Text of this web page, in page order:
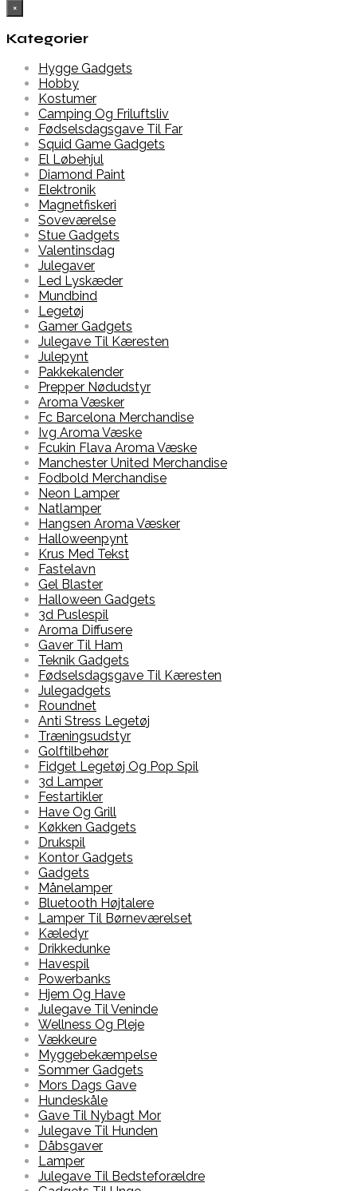
×
Kategorier
Hygge Gadgets
Hobby
Kostumer
Camping Og Friluftsliv
Fødselsdagsgave Til Far
Squid Game Gadgets
El Løbehjul
Diamond Paint
Elektronik
Magnetfiskeri
Soveværelse
Stue Gadgets
Valentinsdag
Julegaver
Led Lyskæder
Mundbind
Legetøj
Gamer Gadgets
Julegave Til Kæresten
Julepynt
Pakkekalender
Prepper Nødudstyr
Aroma Væsker
Fc Barcelona Merchandise
Ivg Aroma Væske
Fcukin Flava Aroma Væske
Manchester United Merchandise
Fodbold Merchandise
Neon Lamper
Natlamper
Hangsen Aroma Væsker
Halloweenpynt
Krus Med Tekst
Fastelavn
Gel Blaster
Halloween Gadgets
3d Puslespil
Aroma Diffusere
Gaver Til Ham
Teknik Gadgets
Fødselsdagsgave Til Kæresten
Julegadgets
Roundnet
Anti Stress Legetøj
Træningsudstyr
Golftilbehør
Fidget Legetøj Og Pop Spil
3d Lamper
Festartikler
Have Og Grill
Køkken Gadgets
Drukspil
Kontor Gadgets
Gadgets
Månelamper
Bluetooth Højtalere
Lamper Til Børneværelset
Kæledyr
Drikkedunke
Havespil
Powerbanks
Hjem Og Have
Julegave Til Veninde
Wellness Og Pleje
Vækkeure
Myggebekæmpelse
Sommer Gadgets
Mors Dags Gave
Hundeskåle
Gave Til Nybagt Mor
Julegave Til Hunden
Dåbsgaver
Lamper
Julegave Til Bedsteforældre